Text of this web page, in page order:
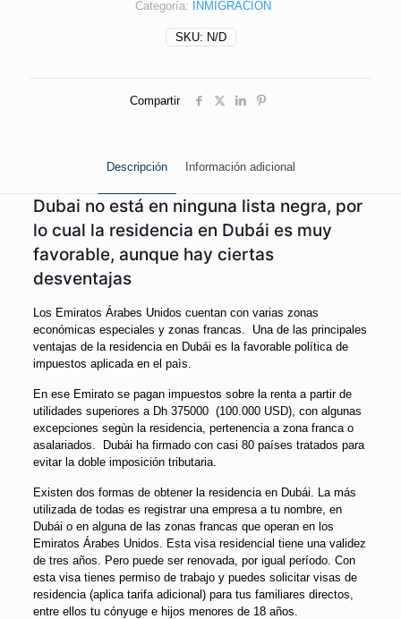
SKU: N/D
Categoría: INMIGRACIÓN
Compartir
Descripción Información adicional
Dubai no está en ninguna lista negra, por
lo cual la residencia en Dubái es muy
favorable, aunque hay ciertas
desventajas
Los Emiratos Árabes Unidos cuentan con varias zonas
económicas especiales y zonas francas. Una de las principales
ventajas de la residencia en Dubái es la favorable política de
impuestos aplicada en el paìs.
En ese Emirato se pagan impuestos sobre la renta a partir de
utilidades superiores a Dh 375000 (100.000 USD), con algunas
excepciones segùn la residencia, pertenencia a zona franca o
asalariados. Dubái ha firmado con casi 80 países tratados para
evitar la doble imposición tributaria.
Existen dos formas de obtener la residencia en Dubái. La más
utilizada de todas es registrar una empresa a tu nombre, en
Dubái o en alguna de las zonas francas que operan en los
Emiratos Árabes Unidos. Esta visa residencial tiene una validez
de tres años. Pero puede ser renovada, por igual período. Con
esta visa tienes permiso de trabajo y puedes solicitar visas de
residencia (aplica tarifa adicional) para tus familiares directos,
entre ellos tu cónyuge e hijos menores de 18 años.